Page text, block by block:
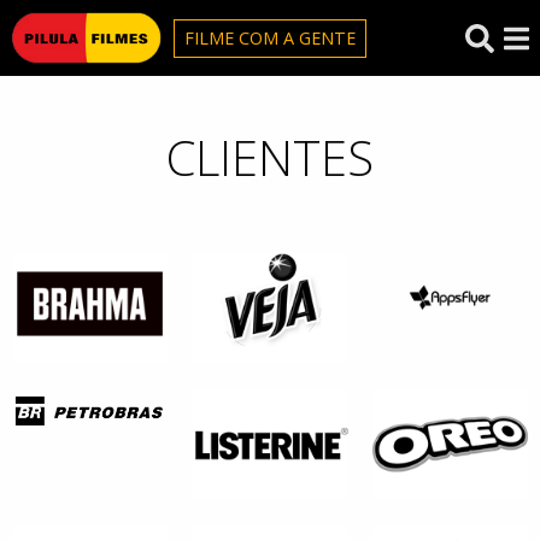
Pilula Filmes
FILME COM A GENTE
CLIENTES